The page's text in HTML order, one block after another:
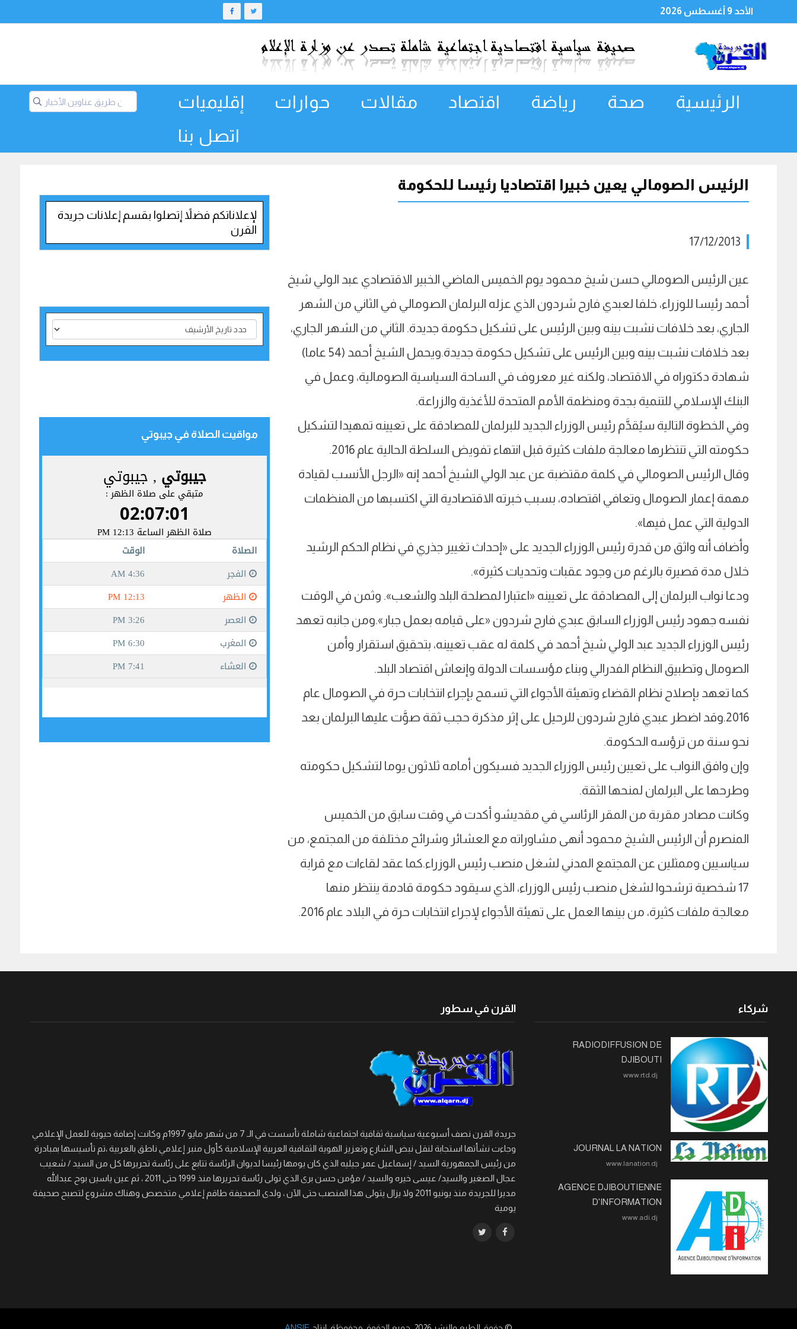
الأحد 9 أغسطس 2026
الرئيسية صحة رياضة اقتصاد مقالات حوارات
إقليميات
اتصل بنا
الرئيس الصومالي يعين خبيرا اقتصاديا رئيسا للحكومة
17/12/2013
عين الرئيس الصومالي حسن شيخ محمود يوم الخميس الماضي الخبير الاقتصادي عبد الولي شيخ
أحمد رئيسا للوزراء، خلفا لعبدي فارح شردون الذي عزله البرلمان الصومالي في الثاني من الشهر
الجاري، بعد خلافات نشبت بينه وبين الرئيس على تشكيل حكومة جديدة. الثاني من الشهر الجاري،
بعد خلافات نشبت بينه وبين الرئيس على تشكيل حكومة جديدة.ويحمل الشيخ أحمد (54 عاما)
شهادة دكتوراه في الاقتصاد، ولكنه غير معروف في الساحة السياسية الصومالية، وعمل في
البنك الإسلامي للتنمية بجدة ومنظمة الأمم المتحدة للأغذية والزراعة.
وفي الخطوة التالية سيُقدَّم رئيس الوزراء الجديد للبرلمان للمصادقة على تعيينه تمهيدا لتشكيل
حكومته التي تنتظرها معالجة ملفات كثيرة قبل انتهاء تفويض السلطة الحالية عام 2016.
وقال الرئيس الصومالي في كلمة مقتضبة عن عبد الولي الشيخ أحمد إنه «الرجل الأنسب لقيادة
مهمة إعمار الصومال وتعافي اقتصاده، بسبب خبرته الاقتصادية التي اكتسبها من المنظمات
الدولية التي عمل فيها».
وأضاف أنه واثق من قدرة رئيس الوزراء الجديد على «إحداث تغيير جذري في نظام الحكم الرشيد
خلال مدة قصيرة بالرغم من وجود عقبات وتحديات كثيرة».
ودعا نواب البرلمان إلى المصادقة على تعيينه «اعتبارا لمصلحة البلد والشعب». وثمن في الوقت
نفسه جهود رئيس الوزراء السابق عبدي فارح شردون «على قيامه بعمل جبار».ومن جانبه تعهد
رئيس الوزراء الجديد عبد الولي شيخ أحمد في كلمة له عقب تعيينه، بتحقيق استقرار وأمن
الصومال وتطبيق النظام الفدرالي وبناء مؤسسات الدولة وإنعاش اقتصاد البلد.
كما تعهد بإصلاح نظام القضاء وتهيئة الأجواء التي تسمح بإجراء انتخابات حرة في الصومال عام
2016.وقد اضطر عبدي فارح شردون للرحيل على إثر مذكرة حجب ثقة صوَّت عليها البرلمان بعد
نحو سنة من ترؤسه الحكومة.
وإن وافق النواب على تعيين رئيس الوزراء الجديد فسيكون أمامه ثلاثون يوما لتشكيل حكومته
وطرحها على البرلمان لمنحها الثقة.
وكانت مصادر مقربة من المقر الرئاسي في مقديشو أكدت في وقت سابق من الخميس
المنصرم أن الرئيس الشيخ محمود أنهى مشاوراته مع العشائر وشرائح مختلفة من المجتمع، من
سياسيين وممثلين عن المجتمع المدني لشغل منصب رئيس الوزراء.كما عقد لقاءات مع قرابة
17 شخصية ترشحوا لشغل منصب رئيس الوزراء، الذي سيقود حكومة قادمة ينتظر منها
معالجة ملفات كثيرة، من بينها العمل على تهيئة الأجواء لإجراء انتخابات حرة في البلاد عام 2016.
لإعلاناتكم فضلاً إتصلوا بقسم إعلانات جريدة
القرن
مواقيت الصلاة في جيبوتي‎
القرن في سطور
جريدة القرن نصف أسبوعية سياسية ثقافية اجتماعية شاملة تأسست في الـ 7 من شهر مايو 1997م وكانت إضافة حيوية للعمل الإعلامي
وجاءت نشأتها استجابة لنقل نبض الشارع وتعزيز الهوية الثقافية العربية الإسلامية كأول منبر إعلامي ناطق بالعربية ،تم تأسيسها بمبادرة
من رئيس الجمهورية السيد / إسماعيل عمر جيليه الذي كان يومها رئيسا لديوان الرئاسة تتابع على رئاسة تحريرها كل من السيد / شعيب
عجال الصغير والسيد/ عيسى خيره والسيد / مؤمن حسن برى الذي تولى رئاسة تحريرها منذ 1999 حتى 2011 ، ثم عين ياسين بوح عبدالله
مديرا للجريدة منذ يونيو 2011 ولا يزال يتولى هذا المنصب حتى الآن ، ولدى الصحيفة طاقم إعلامي متخصص وهناك مشروع لتصبح صحيفة
يومية
شركاء
RADIODIFFUSION DE
DJIBOUTI
JOURNAL LA NATION
AGENCE DJIBOUTIENNE
D'INFORMATION